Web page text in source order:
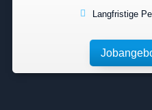
Langfristige